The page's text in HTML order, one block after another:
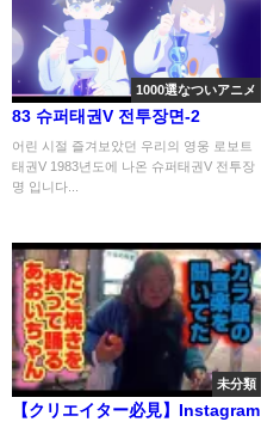
1000選なついアニメ
83 슈퍼태권V 전투장면-2
어린 시절 즐겨보았던 우리의 영웅 로보트
태권V 1983년도에 나온 슈퍼태권V 전투장
명 입니다...
未分類
【クリエイター必見】Instagram